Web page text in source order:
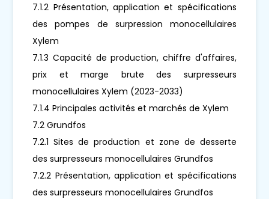
7.1.2 Présentation, application et spécifications
des pompes de surpression monocellulaires
Xylem
7.1.3 Capacité de production, chiffre d'affaires,
prix et marge brute des surpresseurs
monocellulaires Xylem (2023-2033)
7.1.4 Principales activités et marchés de Xylem
7.2 Grundfos
7.2.1 Sites de production et zone de desserte
des surpresseurs monocellulaires Grundfos
7.2.2 Présentation, application et spécifications
des surpresseurs monocellulaires Grundfos